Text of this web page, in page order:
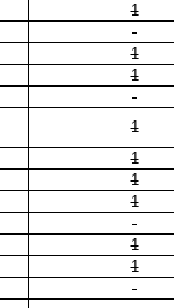
1
1
1
1
1
1
1
1
1